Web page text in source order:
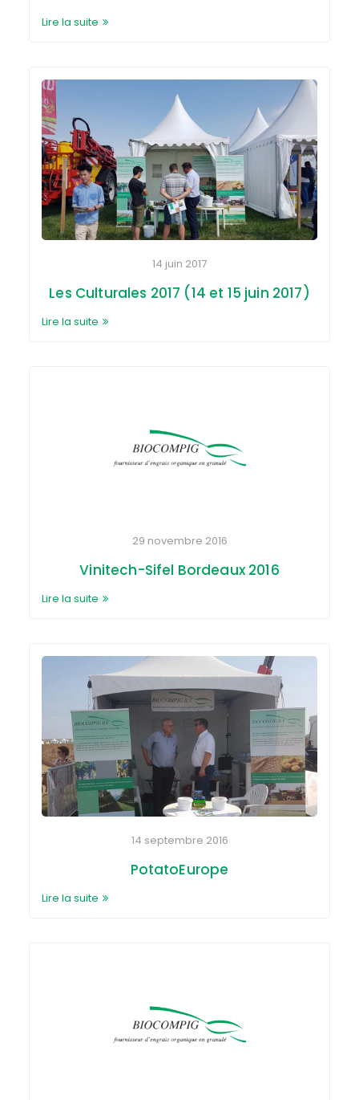
Lire la suite
14 juin 2017
Les Culturales 2017 (14 et 15 juin 2017)
Lire la suite
29 novembre 2016
Vinitech-Sifel Bordeaux 2016
Lire la suite
14 septembre 2016
PotatoEurope
Lire la suite